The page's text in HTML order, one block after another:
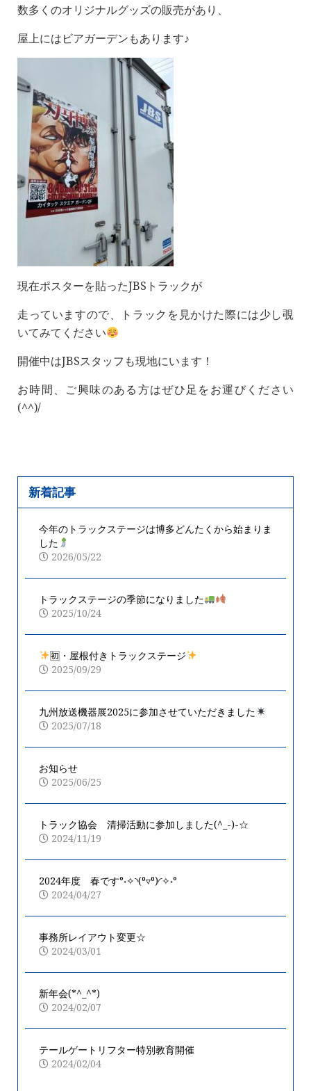
数多くのオリジナルグッズの販売があり、
屋上にはビアガーデンもあります♪
現在ポスターを貼ったJBSトラックが
走っていますので、トラックを見かけた際には少し覗
いてみてください
開催中はJBSスタッフも現地にいます！
お時間、ご興味のある方はぜひ足をお運びください
(^^)/
新着記事
今年のトラックステージは博多どんたくから始まりま
した
2026/05/22
トラックステージの季節になりました
2025/10/24
🈠・屋根付きトラックステージ
2025/09/29
九州放送機器展2025に参加させていただきました
2025/07/18
お知らせ
2025/06/25
トラック協会 清掃活動に参加しました(^_-)-☆
2024/11/19
2024年度 春です°˖✧◝(⁰▿⁰)◜✧˖°
2024/04/27
事務所レイアウト変更☆
2024/03/01
新年会(*^_^*)
2024/02/07
テールゲートリフター特別教育開催
2024/02/04